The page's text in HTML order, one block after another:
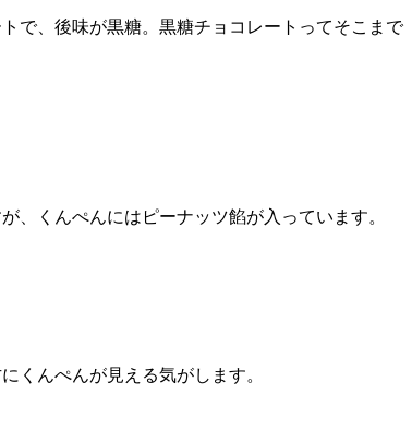
で、後味が黒糖。黒糖チョコレートってそこまで
、くんぺんにはピーナッツ餡が入っています。
くんぺんが見える気がします。